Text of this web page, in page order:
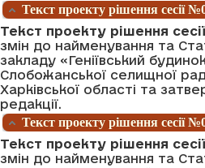
Текст проекту рішення сесії
Текст проекту рішення
змін до найменування та
закладу «Геніївський
Слобожанської селищної
Харківської області та
редакції.
Текст проекту рішення сесії
Текст проекту рішення
змін до найменування та